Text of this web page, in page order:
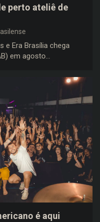
perto ateliê de
e Era Brasília chega
em agosto…
é aqui